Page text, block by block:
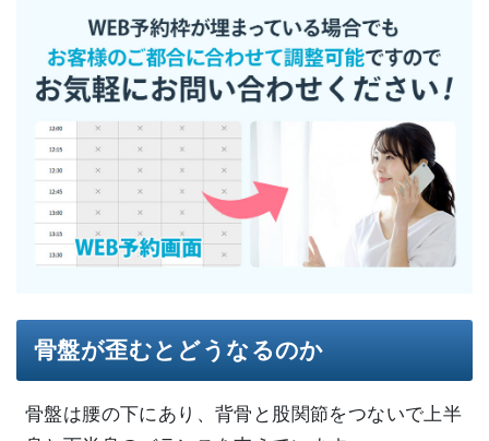
骨盤が歪むとどうなるのか
骨盤は腰の下にあり、背骨と股関節をつないで上半